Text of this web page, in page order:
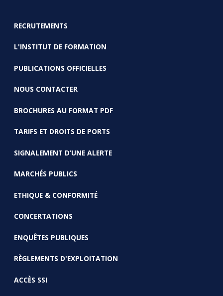
FOOTER
RECRUTEMENTS
L'INSTITUT DE FORMATION
PUBLICATIONS OFFICIELLES
NOUS CONTACTER
BROCHURES AU FORMAT PDF
TARIFS ET DROITS DE PORTS
SIGNALEMENT D’UNE ALERTE
MARCHÉS PUBLICS
ETHIQUE & CONFORMITÉ
CONCERTATIONS
ENQUÊTES PUBLIQUES
RÈGLEMENTS D'EXPLOITATION
ACCÈS SSI